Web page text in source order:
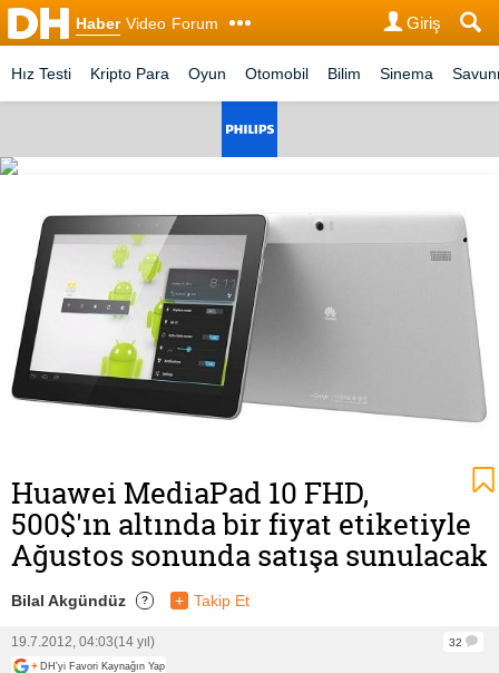
Haber Video Forum Giriş
Hız Testi Kripto Para Oyun Otomobil Bilim Sinema
Huawei MediaPad 10 FHD,
500$'ın altında bir fiyat etiketiyle
Ağustos sonunda satışa sunulacak
Bilal Akgündüz ? + Takip Et
19.7.2012, 04:03(14 yıl)
32
+ DH'yi Favori Kaynağın Yap